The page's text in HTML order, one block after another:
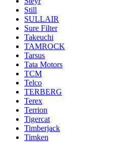
Still
SULLAIR
Sure Filter
Takeuchi
TAMROCK
Tarsus
Tata Motors
TCM
Telco
TERBERG
Terex
Terrion
Tigercat
Timberjack
Timken